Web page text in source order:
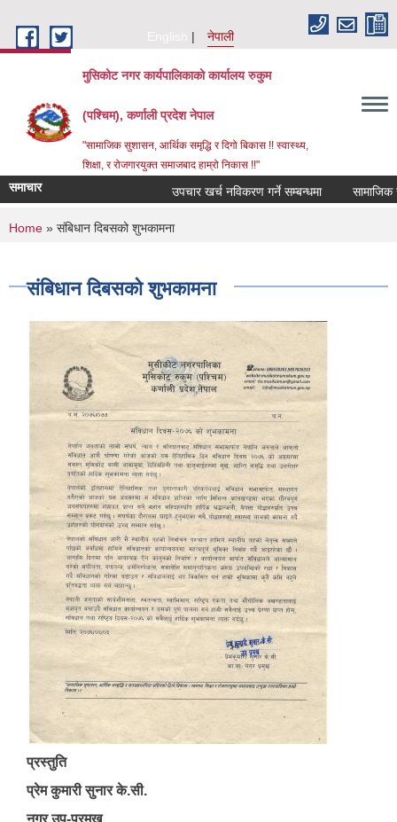
English
नेपाली
मुसिकोट नगर कार्यपालिकाको कार्यालय रुकुम
(पश्चिम), कर्णाली प्रदेश नेपाल
"सामाजिक सुशासन, आर्थिक समृद्धि र दिगो बिकास !! स्वास्थ्य,
शिक्षा, र रोजगारयुक्त समाजबाद हाम्रो निकास !!"
समाचार उपचार खर्च नविकरण गर्ने सम्बन्धमा
You are here
Home » संबिधान दिबसको शुभकामना
संबिधान दिबसको शुभकामना
प्रस्तुति
प्रेम कुमारी सुनार के.सी.